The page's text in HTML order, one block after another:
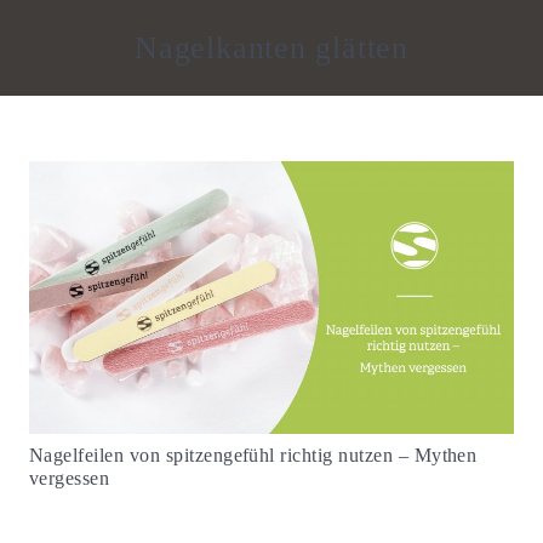
Nagelkanten glätten
Nagelfeilen von spitzengefühl richtig nutzen – Mythen
vergessen